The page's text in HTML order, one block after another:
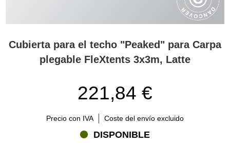
Cubierta para el techo "Peaked" para Carpa
plegable FleXtents 3x3m, Latte
221,84 €
Precio con IVA Coste del envío excluido
DISPONIBLE